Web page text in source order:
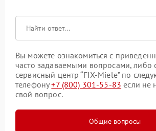
Вы можете ознакомиться с
часто задаваемыми вопросами, либо
сервисный центр “FIX-Miele” по
телефону+7 (800) 301-55-83 если не
свой вопрос.
Общие вопросы